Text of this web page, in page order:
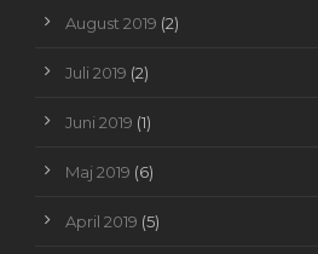
August 2019 (2)
Juli 2019 (2)
Juni 2019 (1)
Maj 2019 (6)
April 2019 (5)